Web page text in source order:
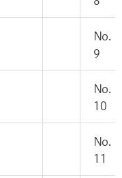
No.
9
No.
10
No.
11